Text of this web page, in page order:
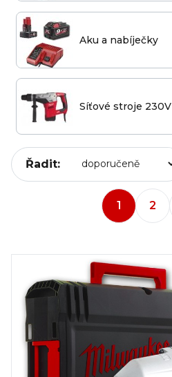
Aku a nabíječky
Síťové stroje 230V
Řadit:
1 2